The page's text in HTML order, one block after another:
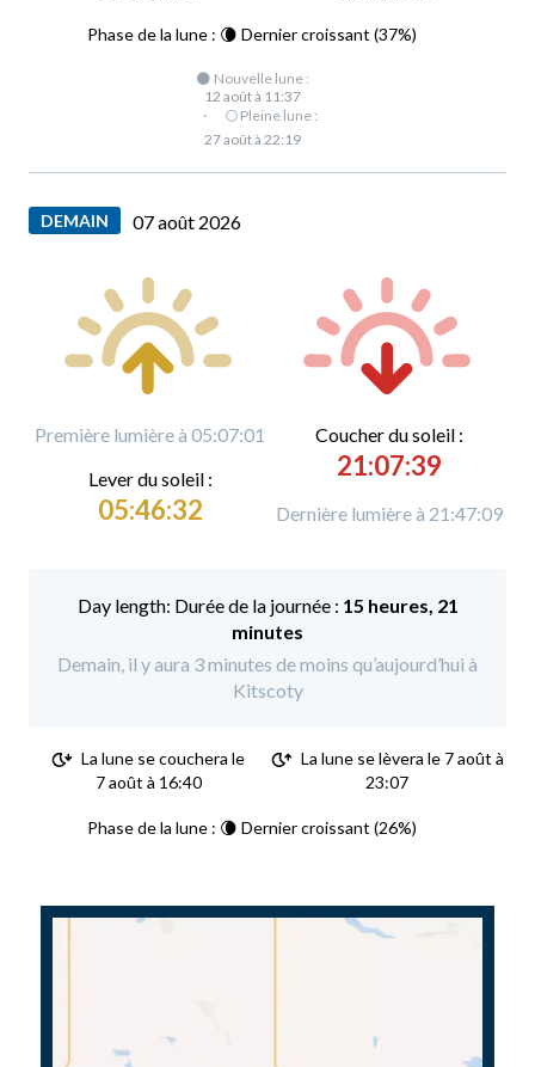
Phase de la lune : 🌘 Dernier croissant (37%)
🌑 Nouvelle lune :
12 août à 11:37
·
🌕 Pleine lune :
27 août à 22:19
DEMAIN 07 août 2026
Première lumière à 05:07:01
Lever du soleil :
05:46:32
Coucher du soleil :
21:07:39
Dernière lumière à 21:47:09
Durée de la journée : 15 heures, 21
minutes
Demain, il y aura 3 minutes de moins qu’aujourd’hui à
Kitscoty
La lune se couchera le
7 août à 16:40
La lune se lèvera le 7 août à
23:07
Phase de la lune : 🌘 Dernier croissant (26%)